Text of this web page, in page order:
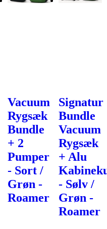
Vacuum
Rygsæk
Bundle
+ 2
Pumper
- Sort /
Grøn -
Roamer
Signatur
Bundle
Vacuum
Rygsæk
+ Alu
- Sølv /
Grøn -
Roamer